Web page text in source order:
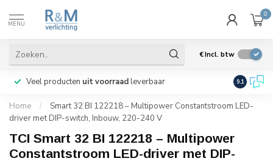
MENU
0
€Incl. btw
Veel producten uit voorraadleverbaar Wij
9.1
Home /
Smart 32 BI 122218 – Multipower Constantstroom LED-
driver met DIP-switch, Inbouw, 220-240 V
TCI Smart 32 BI 122218 – Multipower
Constantstroom LED-driver met DIP-